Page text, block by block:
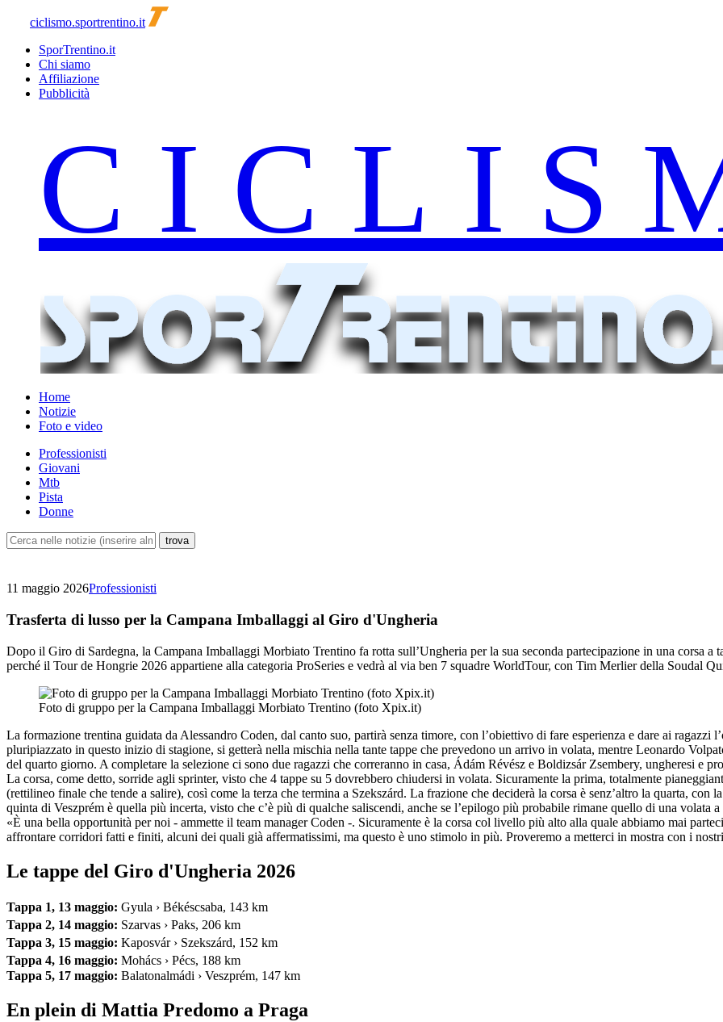
ciclismo.sportrentino.it
SporTrentino.it
Chi siamo
Affiliazione
Pubblicità
Home
Notizie
Foto e video
Professionisti
Giovani
Mtb
Pista
Donne
11 maggio 2026Professionisti
Trasferta di lusso per la Campana Imballaggi al Giro d'Ungheria
Dopo il Giro di Sardegna, la Campana Imballaggi Morbiato Trentino fa rotta sull’Ungheria per la sua seconda partecipazione in una corsa a
perché il Tour de Hongrie 2026 appartiene alla categoria ProSeries e vedrà al via ben 7 squadre WorldTour, con Tim Merlier della Soudal
Foto di gruppo per la Campana Imballaggi Morbiato Trentino (foto Xpix.it)
La formazione trentina guidata da Alessandro Coden, dal canto suo, partirà senza timore, con l’obiettivo di fare esperienza e dare ai
pluripiazzato in questo inizio di stagione, si getterà nella mischia nella tante tappe che prevedono un arrivo in volata, mentre Leonardo
del quarto giorno. A completare la selezione ci sono due ragazzi che correranno in casa, Ádám Révész e Boldizsár Zsembery, ungheresi e
La corsa, come detto, sorride agli sprinter, visto che 4 tappe su 5 dovrebbero chiudersi in volata. Sicuramente la prima, totalmente
(rettilineo finale che tende a salire), così come la terza che termina a Szekszárd. La frazione che deciderà la corsa è senz’altro la quarta,
quinta di Veszprém è quella più incerta, visto che c’è più di qualche saliscendi, anche se l’epilogo più probabile rimane quello di una volata
«È una bella opportunità per noi - ammette il team manager Coden -. Sicuramente è la corsa col livello più alto alla quale abbiamo mai
affrontare corridori fatti e finiti, alcuni dei quali già affermatissimi, ma questo è uno stimolo in più. Proveremo a metterci in mostra con i
Le tappe del Giro d'Ungheria 2026
Tappa 1, 13 maggio: Gyula › Békéscsaba, 143 km
Tappa 2, 14 maggio: Szarvas › Paks, 206 km
Tappa 3, 15 maggio: Kaposvár › Szekszárd, 152 km
Tappa 4, 16 maggio: Mohács › Pécs, 188 km
Tappa 5, 17 maggio: Balatonalmádi › Veszprém, 147 km
En plein di Mattia Predomo a Praga